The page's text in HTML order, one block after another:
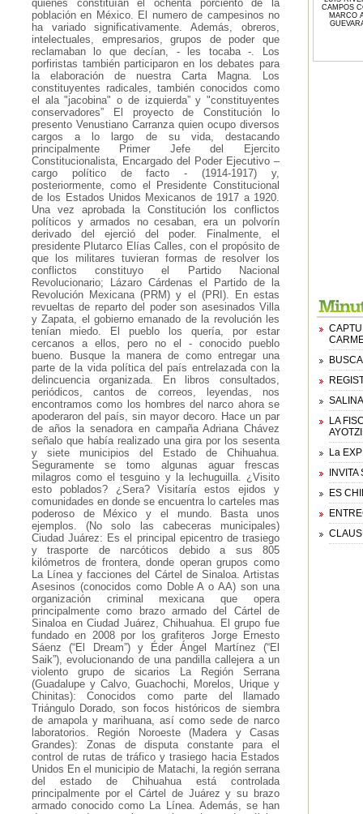
quienes constituían el ochenta porciento de la
población en México. El numero de campesinos no
ha variado significativamente. Además, obreros,
intelectuales, empresarios, grupos de poder que
reclamaban lo que decían, - les tocaba -. Los
porfiristas también participaron en los debates para
la elaboración de nuestra Carta Magna. Los
constituyentes radicales, también conocidos como
el ala "jacobina" o de izquierda” y "constituyentes
conservadores” El proyecto de Constitución lo
presento Venustiano Carranza quien ocupo diversos
cargos a lo largo de su vida, destacando
principalmente Primer Jefe del Ejercito
Constitucionalista, Encargado del Poder Ejecutivo –
cargo político de facto - (1914-1917) y,
posteriormente, como el Presidente Constitucional
de los Estados Unidos Mexicanos de 1917 a 1920.
Una vez aprobada la Constitución los conflictos
políticos y armados no cesaban, era un polvorín
derivado del ejerció del poder. Finalmente, el
presidente Plutarco Elías Calles, con el propósito de
que los militares tuvieran formas de resolver los
conflictos constituyo el Partido Nacional
Revolucionario; Lázaro Cárdenas el Partido de la
Revolución Mexicana (PRM) y el (PRI). En estas
revueltas de reparto del poder son asesinados Villa
y Zapata, el gobierno emanado de la revolución les
tenían miedo. El pueblo los quería, por estar
cercanos a ellos, pero no el - conocido pueblo
bueno. Busque la manera de como entregar una
parte de la vida política del país entrelazada con la
delincuencia organizada. En libros consultados,
periódicos, cantos de correos, leyendas, nos
encontramos como los hombres del narco ahora se
apoderaron del país, sin mayor decoro. Hace un par
de años la senadora en campaña Adriana Chávez
señalo que había realizado una gira por los sesenta
y siete municipios del Estado de Chihuahua.
Seguramente se tomo algunas aguar frescas
milagros como el tesguino y la lechuguilla. ¿Visito
esto poblados? ¿Sera? Visitaría estos ejidos y
comunidades en donde se encuentra lo carteles mas
poderoso de México y el mundo. Basta unos
ejemplos. (No solo las cabeceras municipales)
Ciudad Juárez: Es el principal epicentro de trasiego
y trasporte de narcóticos debido a sus 805
kilómetros de frontera, donde operan grupos como
La Línea y facciones del Cártel de Sinaloa. Artistas
Asesinos (conocidos como Doble A o AA) son una
organización criminal mexicana que opera
principalmente como brazo armado del Cártel de
Sinaloa en Ciudad Juárez, Chihuahua. El grupo fue
fundado en 2008 por los grafiteros Jorge Ernesto
Sáenz (“El Dream”) y Éder Ángel Martínez (“El
Saik”), evolucionando de una pandilla callejera a un
violento grupo de sicarios La Región Serrana
(Guadalupe y Calvo, Guachochi, Morelos, Urique y
Chinitas): Conocidos como parte del llamado
Triángulo Dorado, son focos históricos de siembra
de amapola y marihuana, así como sede de narco
laboratorios. Región Noroeste (Madera y Casas
Grandes): Zonas de disputa constante para el
control de rutas de tráfico y trasiego hacia Estados
Unidos En el municipio de Matachi, la región serrana
del estado de Chihuahua está controlada
principalmente por el Cártel de Juárez y su brazo
armado conocido como La Línea. Además, se han
CAMPOS
MARCO
LA
La
ES